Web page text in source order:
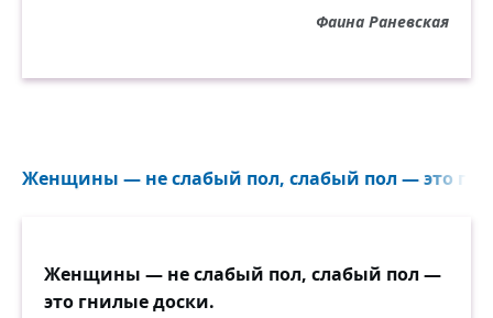
Фаина Раневская
Женщины — не слабый пол, слабый пол — это
Женщины — не слабый пол, слабый пол —
это гнилые доски.